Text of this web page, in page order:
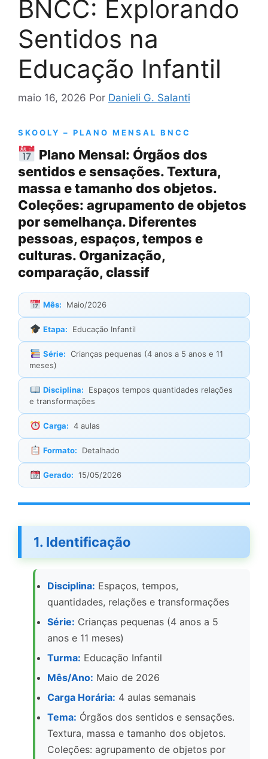
BNCC: Explorando
Sentidos na
Educação Infantil
maio 16, 2026 Por Danieli G. Salanti
SKOOLY – PLANO MENSAL BNCC
Plano Mensal: Órgãos dos
sentidos e sensações. Textura,
massa e tamanho dos objetos.
Coleções: agrupamento de objetos
por semelhança. Diferentes
pessoas, espaços, tempos e
culturas. Organização,
comparação, classif
Mês: Maio/2026
Etapa: Educação Infantil
Série: Crianças pequenas (4 anos a 5 anos e 11
meses)
Disciplina:
Espaços tempos quantidades relações
e transformações
Carga: 4 aulas
Formato: Detalhado
Gerado: 15/05/2026
1. Identificação
Disciplina: Espaços, tempos,
quantidades, relações e transformações
Série: Crianças pequenas (4 anos a 5
anos e 11 meses)
Turma: Educação Infantil
Mês/Ano: Maio de 2026
Carga Horária: 4 aulas semanais
Tema: Órgãos dos sentidos e sensações.
Textura, massa e tamanho dos objetos.
Coleções: agrupamento de objetos por